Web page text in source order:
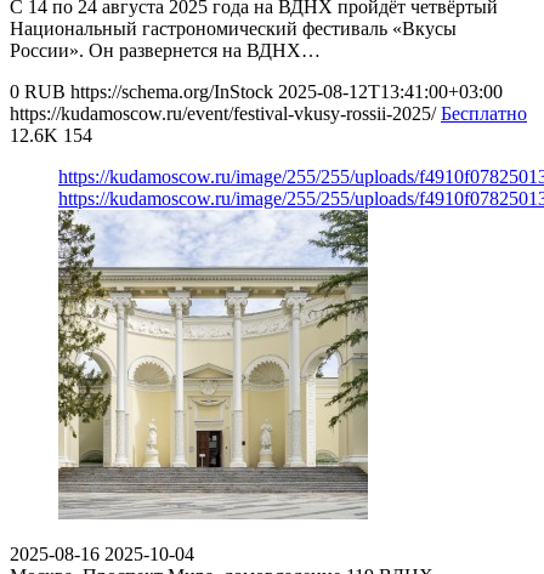
С 14 по 24 августа 2025 года на ВДНХ пройдёт четвёртый
Национальный гастрономический фестиваль «Вкусы
России». Он развернется на ВДНХ…
0 RUB https://schema.org/InStock 2025-08-12T13:41:00+03:00
https://kudamoscow.ru/event/festival-vkusy-rossii-2025/ Бесплатно
12.6K 154
https://kudamoscow.ru/image/255/255/uploads/
https://kudamoscow.ru/image/255/255/uploads/
2025-08-16 2025-10-04